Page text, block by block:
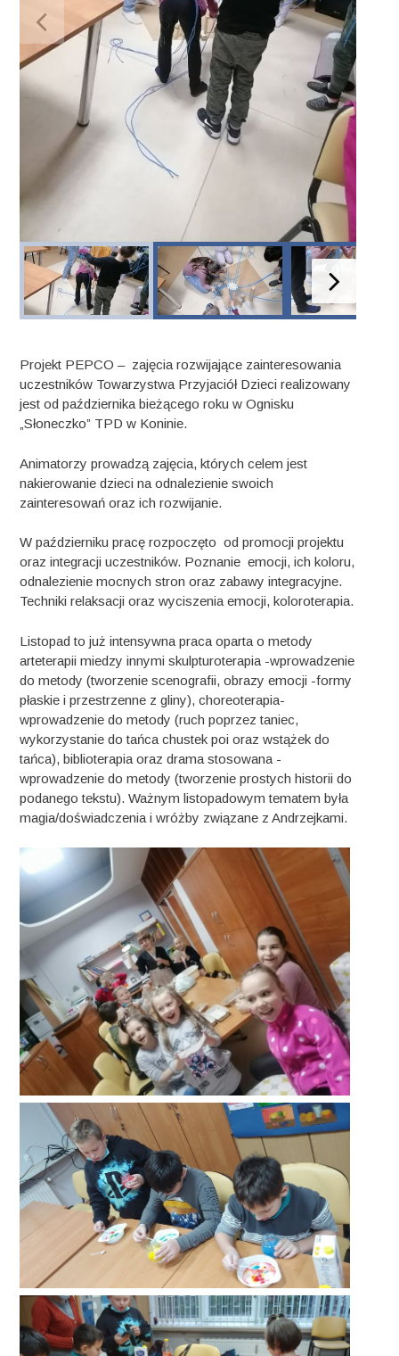
Projekt PEPCO – zajęcia rozwijające zainteresowania
uczestników Towarzystwa Przyjaciół Dzieci realizowany
jest od października bieżącego roku w Ognisku
„Słoneczko” TPD w Koninie.
Animatorzy prowadzą zajęcia, których celem jest
nakierowanie dzieci na odnalezienie swoich
zainteresowań oraz ich rozwijanie.
W październiku pracę rozpoczęto od promocji projektu
oraz integracji uczestników. Poznanie emocji, ich koloru,
odnalezienie mocnych stron oraz zabawy integracyjne.
Techniki relaksacji oraz wyciszenia emocji, koloroterapia.
Listopad to już intensywna praca oparta o metody
arteterapii miedzy innymi skulpturoterapia -wprowadzenie
do metody (tworzenie scenografii, obrazy emocji -formy
płaskie i przestrzenne z gliny), choreoterapia-
wprowadzenie do metody (ruch poprzez taniec,
wykorzystanie do tańca chustek poi oraz wstążek do
tańca), biblioterapia oraz drama stosowana -
wprowadzenie do metody (tworzenie prostych historii do
podanego tekstu). Ważnym listopadowym tematem była
magia/doświadczenia i wróżby związane z Andrzejkami.